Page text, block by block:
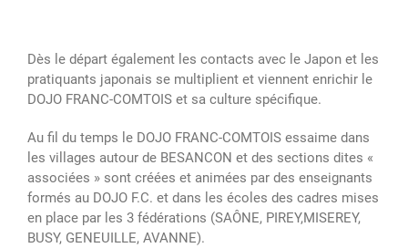
Dès le départ également les contacts avec le Japon et les
pratiquants japonais se multiplient et viennent enrichir le
DOJO FRANC-COMTOIS et sa culture spécifique.
Au fil du temps le DOJO FRANC-COMTOIS essaime dans
les villages autour de BESANCON et des sections dites «
associées » sont créées et animées par des enseignants
formés au DOJO F.C. et dans les écoles des cadres mises
en place par les 3 fédérations (SAÔNE, PIREY,MISEREY,
BUSY, GENEUILLE, AVANNE).